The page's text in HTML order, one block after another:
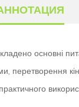
основні
перетворення